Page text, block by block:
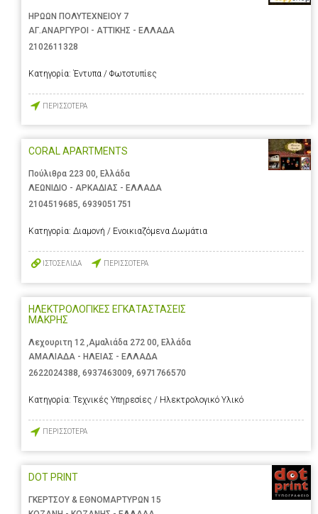
ΗΡΩΩΝ ΠΟΛΥΤΕΧΝΕΙΟΥ 7
ΑΓ.ΑΝΑΡΓΥΡΟΙ - ΑΤΤΙΚΗΣ - ΕΛΛΑΔΑ
2102611328
Κατηγορία: Έντυπα / Φωτοτυπίες
ΠΕΡΙΣΣΟΤΕΡΑ
CORAL APARTMENTS
Πούλιθρα 223 00, Ελλάδα
ΛΕΩΝΙΔΙΟ - ΑΡΚΑΔΙΑΣ - ΕΛΛΑΔΑ
2104519685, 6939051751
Κατηγορία: Διαμονή / Ενοικιαζόμενα Δωμάτια
ΙΣΤΟΣΕΛΙΔΑ ΠΕΡΙΣΣΟΤΕΡΑ
ΗΛΕΚΤΡΟΛΟΓΙΚΕΣ ΕΓΚΑΤΑΣΤΑΣΕΙΣ
ΜΑΚΡΗΣ
Λεχουριτη 12 ,Αμαλιάδα 272 00, Ελλάδα
ΑΜΑΛΙΑΔΑ - ΗΛΕΙΑΣ - ΕΛΛΑΔΑ
2622024388 6937463009 6971766570
Κατηγορία: Τεχνικές Υπηρεσίες / Ηλεκτρολογικό Υλικό
ΠΕΡΙΣΣΟΤΕΡΑ
DOT PRINT
ΓΚΕΡΤΣΟΥ & ΕΘΝΟΜΑΡΤΥΡΩΝ 15